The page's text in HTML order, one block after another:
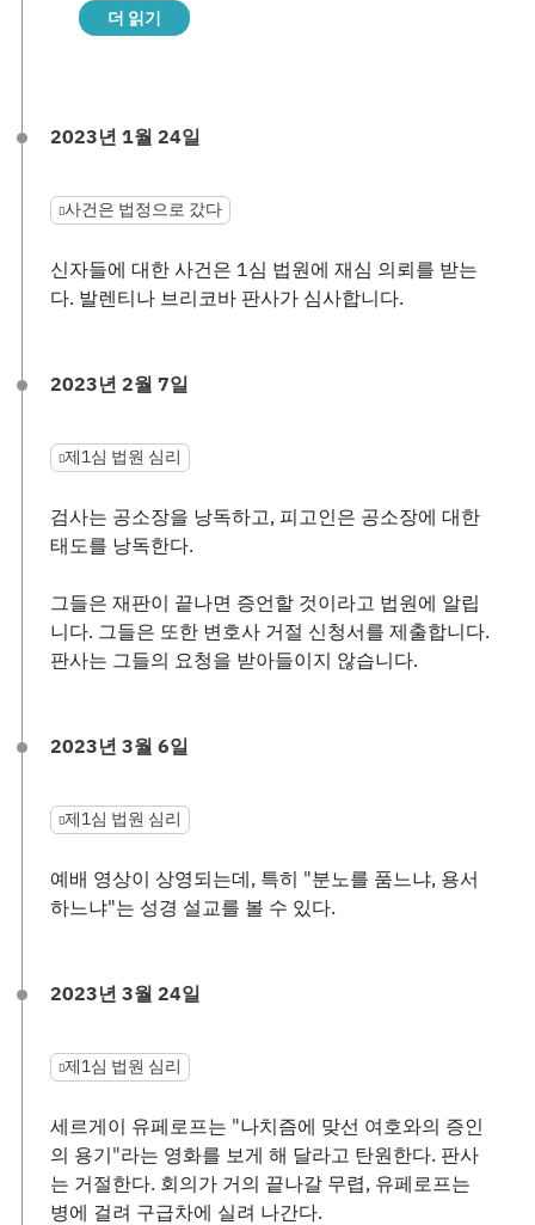
더 읽기
2023년 1월 24일
사건은 법정으로 갔다
신자들에 대한 사건은 1심 법원에 재심 의뢰를 받는
다. 발렌티나 브리코바 판사가 심사합니다.
2023년 2월 7일
제1심 법원 심리
검사는 공소장을 낭독하고, 피고인은 공소장에 대한
태도를 낭독한다.
그들은 재판이 끝나면 증언할 것이라고 법원에 알립
니다. 그들은 또한 변호사 거절 신청서를 제출합니다.
판사는 그들의 요청을 받아들이지 않습니다.
2023년 3월 6일
제1심 법원 심리
예배 영상이 상영되는데, 특히 "분노를 품느냐, 용서
하느냐"는 성경 설교를 볼 수 있다.
2023년 3월 24일
제1심 법원 심리
세르게이 유페로프는 "나치즘에 맞선 여호와의 증인
의 용기"라는 영화를 보게 해 달라고 탄원한다. 판사
는 거절한다. 회의가 거의 끝나갈 무렵, 유페로프는
병에 걸려 구급차에 실려 나간다.